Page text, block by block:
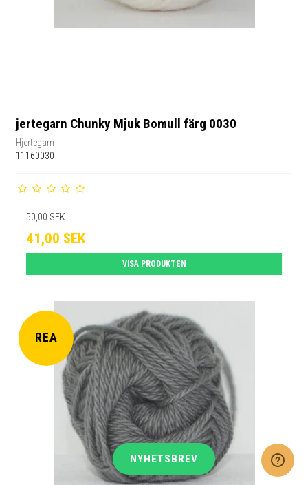
jertegarn Chunky Mjuk Bomull färg 0030
Hjertegarn
11160030
50,00 SEK
41,00 SEK
VISA PRODUKTEN
REA
NYHETSBREV